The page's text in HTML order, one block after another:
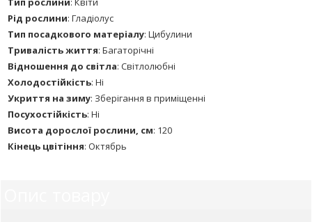
Рід рослини: Гладіолус
Тип посадкового матеріалу: Цибулини
Тривалість життя: Багаторічні
Відношення до світла: Світлолюбні
Холодостійкість: Ні
Укриття на зиму: Зберігання в приміщенні
Посухостійкість: Ні
Висота дорослої рослини, см: 120
Кінець цвітіння: Октябрь